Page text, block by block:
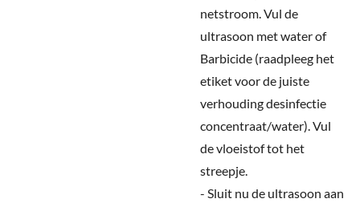
netstroom. Vul de
ultrasoon met water of
Barbicide (raadpleeg het
etiket voor de juiste
verhouding desinfectie
concentraat/water). Vul
de vloeistof tot het
streepje.
- Sluit nu de ultrasoon aan